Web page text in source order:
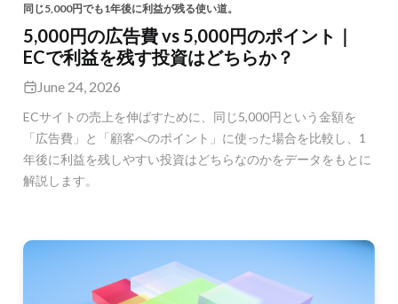
同じ5,000円でも1年後に利益が残る使い道。
5,000円の広告費 vs 5,000円のポイント｜
ECで利益を残す投資はどちらか？
June 24, 2026
ECサイトの売上を伸ばすために、同じ5,000円という金額を
「広告費」と「顧客へのポイント」に使った場合を比較し、1
年後に利益を残しやすい投資はどちらなのかをデータをもとに
解説します。